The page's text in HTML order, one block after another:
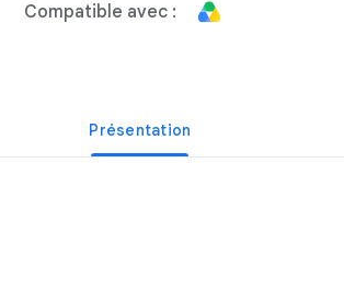
Compatible avec :
Présentation